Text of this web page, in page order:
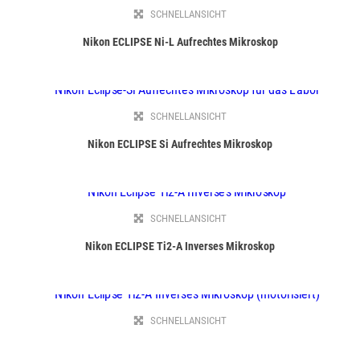
SCHNELLANSICHT
Nikon ECLIPSE Ni-L Aufrechtes Mikroskop
SCHNELLANSICHT
Nikon ECLIPSE Si Aufrechtes Mikroskop
SCHNELLANSICHT
Nikon ECLIPSE Ti2-A Inverses Mikroskop
SCHNELLANSICHT